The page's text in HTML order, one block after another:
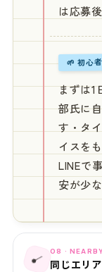
は応募
🌱 初心
まずは1
部氏に
す・タ
イスを
LINEで
安が少な
📍 08 ·
同じエリ